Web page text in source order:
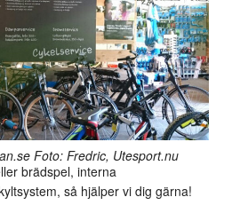
Foto: Fredric, Utesport.nu
brädspel, interna
så hjälper vi dig gärna!